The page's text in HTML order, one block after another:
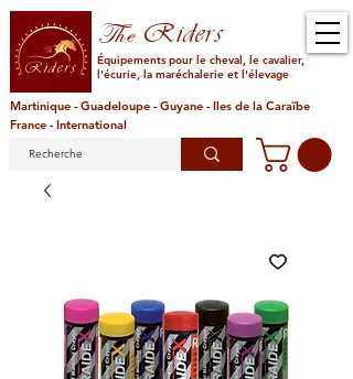
TheRiders
Équipements pour le cheval, le cavalier,
l'écurie, la maréchalerie et l'élevage
Martinique - Guadeloupe - Guyane - Iles de la Caraïbe
France - International